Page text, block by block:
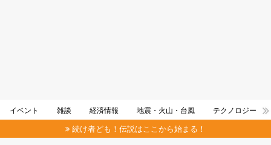
イベント 雑談 経済情報 地震・火山・台風 テクノロジー
続け者ども！伝説はここから始まる！